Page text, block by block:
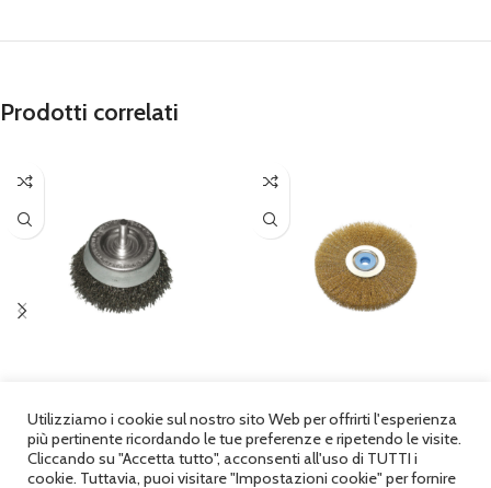
Prodotti correlati
Ottone
SCU,Abrasivi e Spazzole Industriali
Ottone
SCU,Abrasivi e Spazzole Industriali
© 2025FAMM SRL|Privacy Policy| P. IVA 01879640223 | REA: TN - 184391 |
Utilizziamo i cookie sul nostro sito Web per offrirti l'esperienza
più pertinente ricordando le tue preferenze e ripetendo le visite.
Cliccando su "Accetta tutto", acconsenti all'uso di TUTTI i
cookie. Tuttavia, puoi visitare "Impostazioni cookie" per fornire